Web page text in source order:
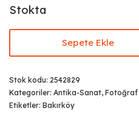
₺129,00.
fiyat:
₺99,99.
Stokta
Sepete Ekle
Stok kodu: 2542829
Kategoriler: Antika-Sanat, Fotoğraf
Etiketler: Bakırköy